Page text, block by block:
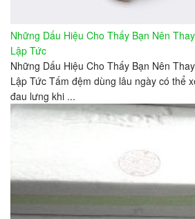
Những Dấu Hiệu Cho Thấy Bạn Nên
Lập Tức
Những Dấu Hiệu Cho Thấy Bạn Nên
Lập Tức Tấm đệm dùng lâu ngày có thể
đau lưng khi ...